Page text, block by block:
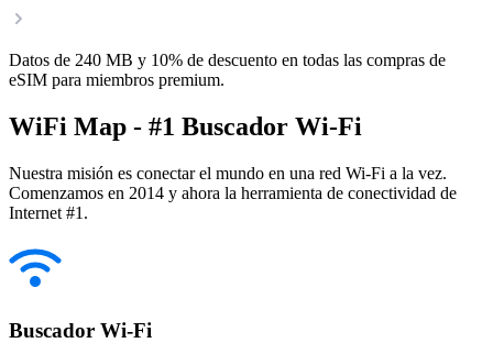
Datos de 240 MB y 10% de descuento en todas las compras de
eSIM para miembros premium.
WiFi Map - #1 Buscador Wi-Fi
Nuestra misión es conectar el mundo en una red Wi-Fi a la vez.
Comenzamos en 2014 y ahora la herramienta de conectividad de
Internet #1.
Buscador Wi-Fi